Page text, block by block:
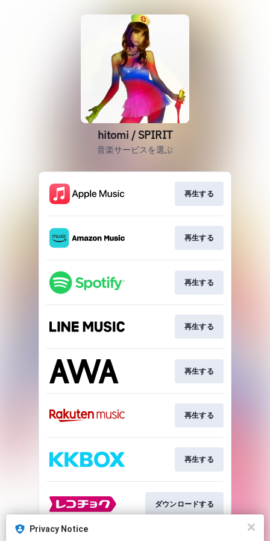
hitomi / SPIRIT
音楽サービスを選ぶ
再生する
再生する
再生する
再生する
再生する
再生する
再生する
ダウンロードする
Privacy Notice